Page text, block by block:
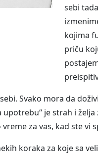
sebi
kojima
priču
Svako mora da
je strah i
za vas, kad ste
koraka za koje sa